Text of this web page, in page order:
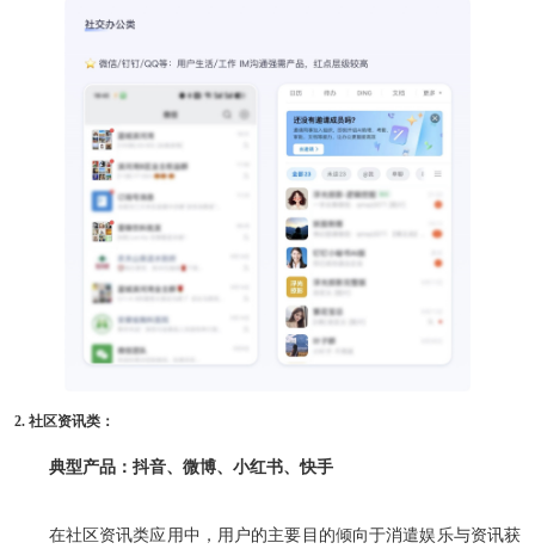
2. 社区资讯类：
典型产品：抖音、微博、小红书、快手
在社区资讯类应用中，用户的主要目的倾向于消遣娱乐与资讯获